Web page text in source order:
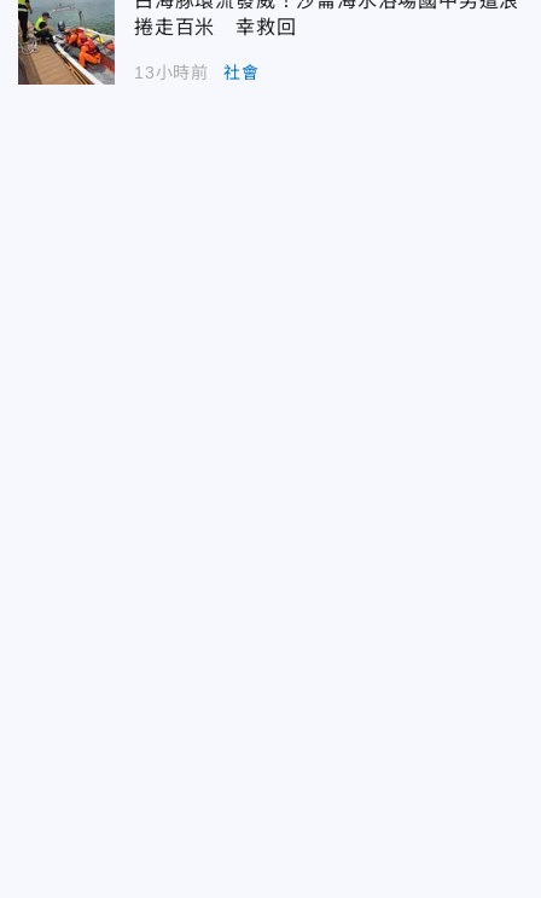
捲走百米 幸救回
13小時前 社會